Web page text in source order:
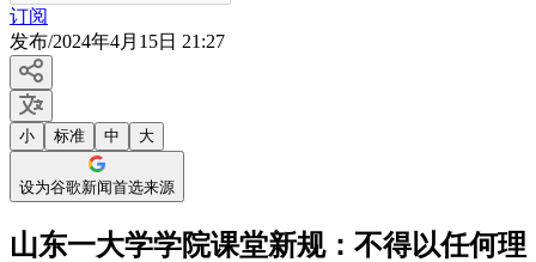
订阅
发布/2024年4月15日 21:27
小 标准 中 大
设为谷歌新闻首选来源
山东一大学学院课堂新规：不得以任何理